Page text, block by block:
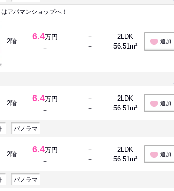
アパマンショップへ！
2階 6.4万円
－
－
－
2LDK
56.51m²
追加
2階 6.4万円
－
－
－
2LDK
56.51m²
追加
パノラマ
2階 6.4万円
－
－
－
2LDK
56.51m²
追加
パノラマ